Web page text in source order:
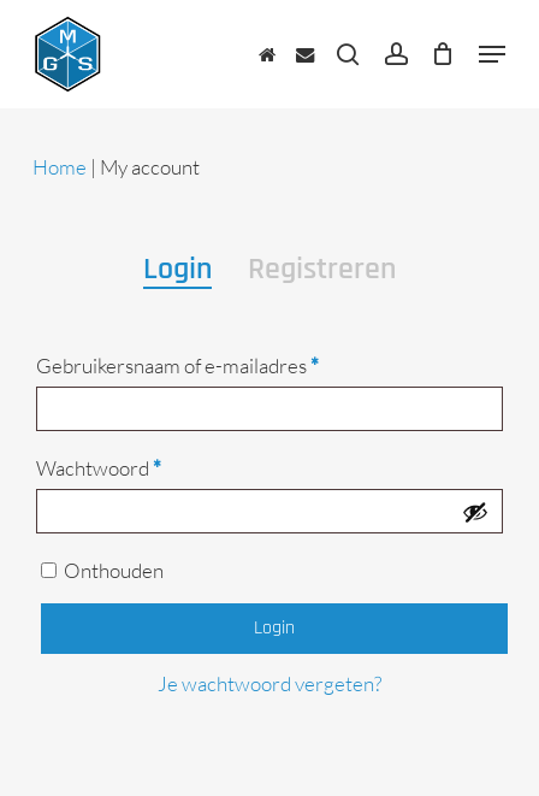
content
zoekenaccount Menu
Home | My account
Login Registreren
Gebruikersnaam of e-mailadres*Vereist
Wachtwoord *Vereist
Onthouden
Login
Je wachtwoord vergeten?